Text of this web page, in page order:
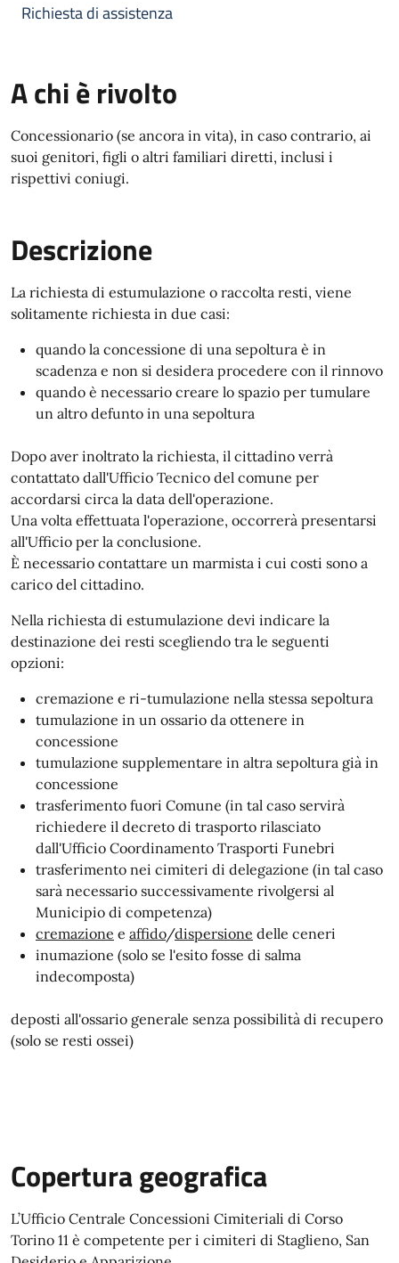
Richiesta di assistenza
A chi è rivolto
Concessionario (se ancora in vita), in caso contrario, ai
suoi genitori, figli o altri familiari diretti, inclusi i
rispettivi coniugi.
Descrizione
La richiesta di estumulazione o raccolta resti, viene
solitamente richiesta in due casi:
quando la concessione di una sepoltura è in
scadenza e non si desidera procedere con il rinnovo
quando è necessario creare lo spazio per tumulare
un altro defunto in una sepoltura
Dopo aver inoltrato la richiesta, il cittadino verrà
contattato dall'Ufficio Tecnico del comune per
accordarsi circa la data dell'operazione.
Una volta effettuata l'operazione, occorrerà presentarsi
all'Ufficio per la conclusione.
È necessario contattare un marmista i cui costi sono a
carico del cittadino.
Nella richiesta di estumulazione devi indicare la
destinazione dei resti scegliendo tra le seguenti
opzioni:
cremazione e ri-tumulazione nella stessa sepoltura
tumulazione in un ossario da ottenere in
concessione
tumulazione supplementare in altra sepoltura già in
concessione
trasferimento fuori Comune (in tal caso servirà
richiedere il decreto di trasporto rilasciato
dall'Ufficio Coordinamento Trasporti Funebri
trasferimento nei cimiteri di delegazione (in tal caso
sarà necessario successivamente rivolgersi al
Municipio di competenza)
cremazione e affido/dispersione delle ceneri
inumazione (solo se l'esito fosse di salma
indecomposta)
deposti all'ossario generale senza possibilità di recupero
(solo se resti ossei)
Copertura geografica
L’Ufficio Centrale Concessioni Cimiteriali di Corso
Torino 11 è competente per i cimiteri di Staglieno, San